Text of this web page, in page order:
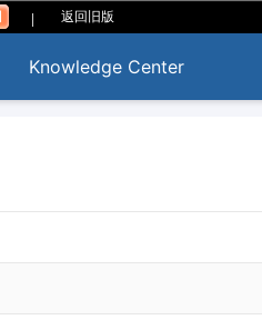
| 返回旧版
Knowledge Center